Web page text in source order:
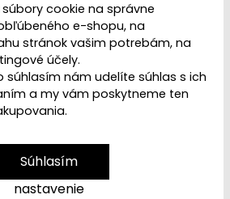
súbory cookie na správne
e-shopu, na
stránok vašim potrebám, na
účely.
súhlasím nám udelíte súhlas s ich
a my vám poskytneme ten
Súhlasím
nastavenie